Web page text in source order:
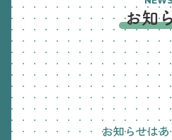
お知
お知らせは